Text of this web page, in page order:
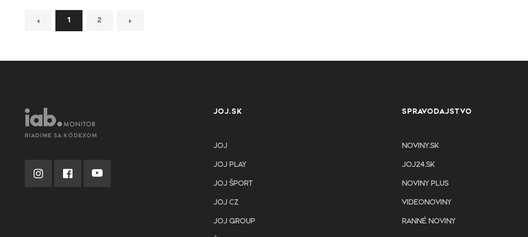
1 2
RIADIME SA KÓDEXOM
JOJ.SK
JOJ
JOJ PLAY
JOJ ŠPORT
JOJ CZ
JOJ GROUP
SPRAVODAJSTVO
NOVINY.SK
JOJ24.SK
NOVINY PLUS
VIDEONOVINY
RANNÉ NOVINY